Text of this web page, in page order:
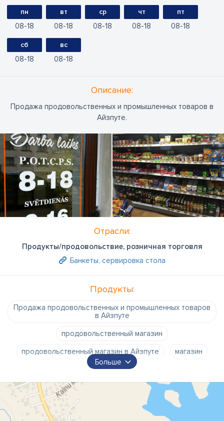
пн
08 18
вт
08 18
ср
08 18
чт
08 18
пт
08 18
сб
08 18
вс
08 18
Oписание:
Продажа продовольственных и промышленных товаров в
Айзпуте.
Отрасли:
Продукты/продовольствие, розничная торговля
Банкеты, сервировка стола
Продукты:
Продажа продовольственных и промышленных товаров
в Айзпуте
продовольственный магазин
продовольственный магазин в Айзпуте
магазин
продуктовый магазин в Айзпуте
промышленные товары
продукты питания в Айзпуте
торговля продуктами питания
Больше